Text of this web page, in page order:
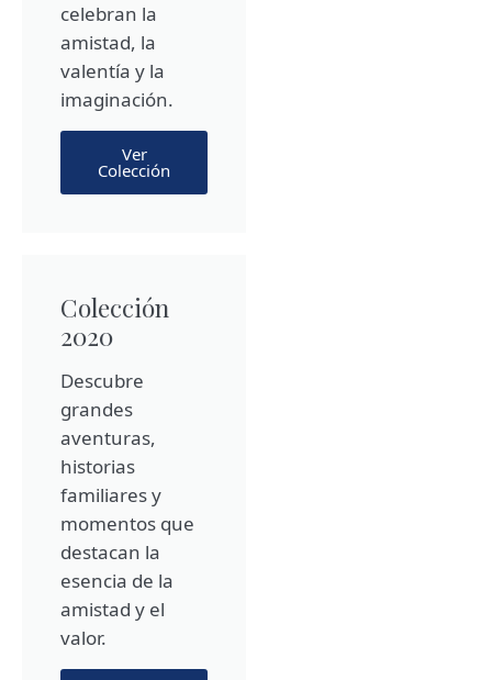
celebran la
amistad, la
valentía y la
imaginación.
Ver
Colección
Colección
2020
Descubre
grandes
aventuras,
historias
familiares y
momentos que
destacan la
esencia de la
amistad y el
valor.